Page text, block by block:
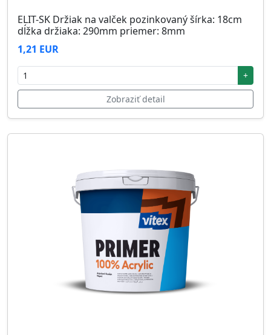
ELIT-SK Držiak na valček pozinkovaný šírka: 18cm
dĺžka držiaka: 290mm priemer: 8mm
1,21 EUR
+
Zobraziť detail